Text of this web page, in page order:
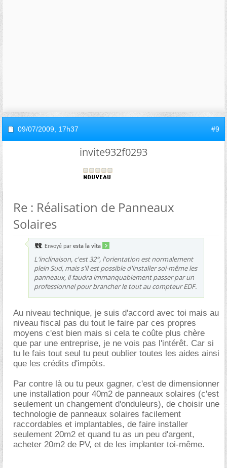
09/07/2009, 17h37 #9
invite932f0293
Re : Réalisation de Panneaux
Solaires
Envoyé par esta la vita
L'inclinaison, c'est 32°, l'orientation est normalement
plein Sud, mais s'il est possible d'installer soi-même les
panneaux, il faudra immanquablement passer par un
professionnel pour brancher le tout au compteur EDF.
Au niveau technique, je suis d'accord avec toi mais au
niveau fiscal pas du tout le faire par ces propres
moyens c'est bien mais si cela te coûte plus chère
que par une entreprise, je ne vois pas l'intérêt. Car si
tu le fais tout seul tu peut oublier toutes les aides ainsi
que les crédits d'impôts.
Par contre là ou tu peux gagner, c'est de dimensionner
une installation pour 40m2 de panneaux solaires (c'est
seulement un changement d'onduleurs), de choisir une
technologie de panneaux solaires facilement
raccordables et implantables, de faire installer
seulement 20m2 et quand tu as un peu d'argent,
acheter 20m2 de PV, et de les implanter toi-même.